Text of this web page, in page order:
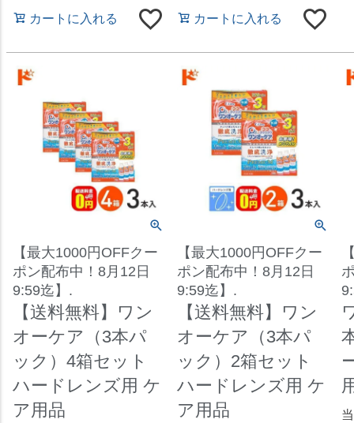
カートに入れる カートに入れる
【最大1000円OFFクー
ポン配布中！8月12日
9:59迄】.
【送料無料】ワン
オーケア（3本パ
ック）4箱セット
ハードレンズ用 ケ
ア用品
【最大1000円OFFクー
ポン配布中！8月12日
9:59迄】.
【送料無料】ワン
オーケア（3本パ
ック）2箱セット
ハードレンズ用 ケ
ア用品